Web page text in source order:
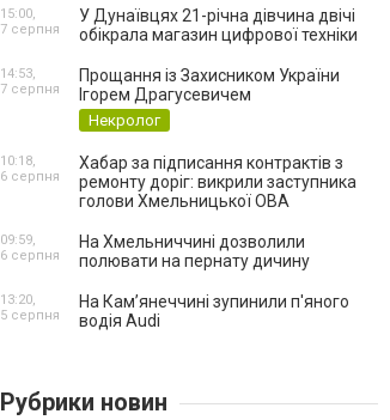
У Дунаївцях 21-річна дівчина двічі
обікрала магазин цифрової техніки
15:00,
7 серпня
Прощання із Захисником України
Ігорем Драгусевичем
Некролог
14:53,
7 серпня
Хабар за підписання контрактів з
ремонту доріг: викрили заступника
голови Хмельницької ОВА
10:18,
6 серпня
На Хмельниччині дозволили
полювати на пернату дичину
09:59,
6 серпня
На Камʼянеччині зупинили п'яного
водія Audi
13:20,
5 серпня
Рубрики новин